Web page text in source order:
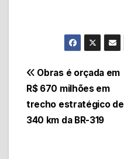
Navegação
de
Post
Obras é orçada em
R$ 670 milhões em
trecho estratégico de
340 km da BR-319